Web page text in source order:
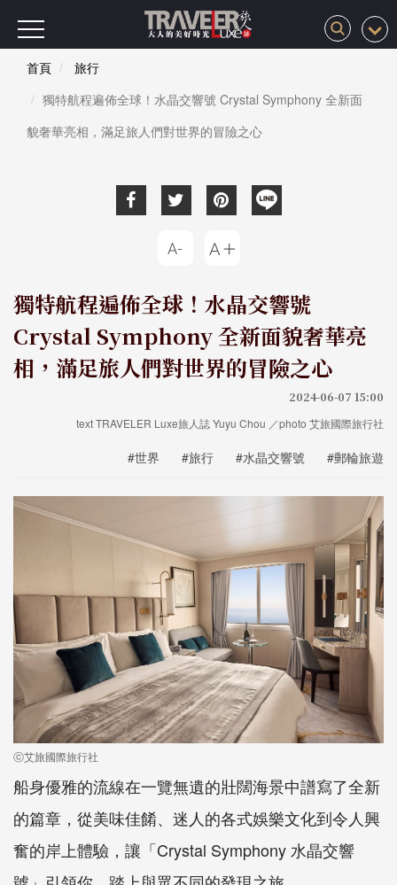
首頁
旅行
獨特航程遍佈全球！水晶交響號 Crystal Symphony 全新面
貌奢華亮相，滿足旅人們對世界的冒險之心
獨特航程遍佈全球！水晶交響號
Crystal Symphony 全新面貌奢華亮
相，滿足旅人們對世界的冒險之心
2024-06-07 15:00
text TRAVELER Luxe旅人誌 Yuyu Chou ／photo 艾旅國際旅行社
#世界 #旅行 #水晶交響號 #郵輪旅遊
ⓒ艾旅國際旅行社
船身優雅的流線在一覽無遺的壯闊海景中譜寫了全新
的篇章，從美味佳餚、迷人的各式娛樂文化到令人興
奮的岸上體驗，讓「Crystal Symphony 水晶交響